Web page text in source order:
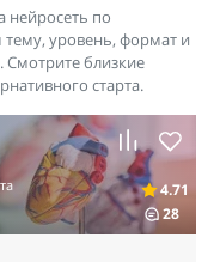
нейросеть по
уровень, формат и
Смотрите близкие
старта.
4.71
28